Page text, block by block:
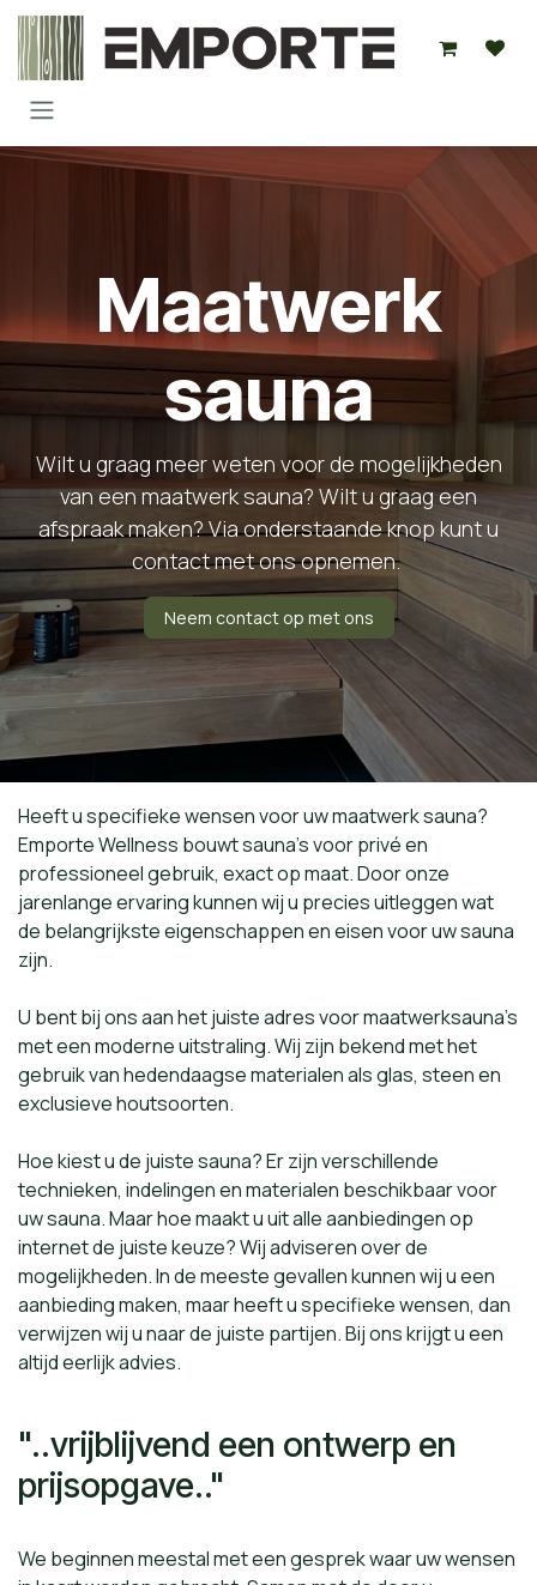
Overslaan naar inhoud
Maatwerk
sauna
Wilt u graag meer weten voor de mogelijkheden
van een maatwerk sauna? Wilt u graag een
afspraak maken? Via onderstaande knop kunt u
contact met ons opnemen.
Neem contact op met ons
Heeft u specifieke wensen voor uw maatwerk sauna?
Emporte Wellness bouwt sauna's voor privé en
professioneel gebruik, exact op maat. Door onze
jarenlange ervaring kunnen wij u precies uitleggen wat
de belangrijkste eigenschappen en eisen voor uw sauna
zijn.
U bent bij ons aan het juiste adres voor maatwerksauna's
met een moderne uitstraling. Wij zijn bekend met het
gebruik van hedendaagse materialen als glas, steen en
exclusieve houtsoorten.
Hoe kiest u de juiste sauna? Er zijn verschillende
technieken, indelingen en materialen beschikbaar voor
uw sauna. Maar hoe maakt u uit alle aanbiedingen op
internet de juiste keuze? Wij adviseren over de
mogelijkheden. In de meeste gevallen kunnen wij u een
aanbieding maken, maar heeft u specifieke wensen, dan
verwijzen wij u naar de juiste partijen. Bij ons krijgt u een
altijd eerlijk advies.
"..vrijblijvend een ontwerp en
prijsopgave.."
We beginnen meestal met een gesprek waar uw wensen